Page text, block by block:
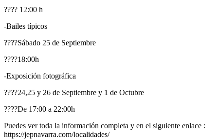
???? 12:00 h
-Bailes típicos
????Sábado 25 de Septiembre
????18:00h
-Exposición fotográfica
????24,25 y 26 de Septiembre y 1 de Octubre
????De 17:00 a 22:00h
Puedes ver toda la información completa y en el siguiente enlace :
https://jepnavarra.com/localidades/